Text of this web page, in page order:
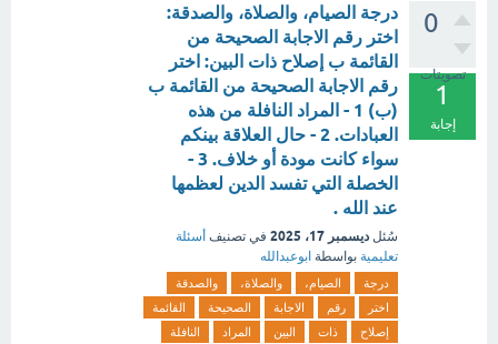
0
تصويتات
1
إجابة
درجة الصيام، والصلاة، والصدقة:
اختر رقم الاجابة الصحيحة من
القائمة ب إصلاح ذات البين: اختر
رقم الاجابة الصحيحة من القائمة ب
(ب) 1 - المراد النافلة من هذه
العبادات. 2 - حال العلاقة بينكم
سواء كانت مودة أو خلاف. 3 -
الخصلة التي تفسد الدين لعظمها
عند الله .
سُئل ديسمبر 17، 2025 في تصنيف أسئلة
تعليمية بواسطة ابوعبدالله
درجة الصيام، والصلاة،
والصدقة
اختر
رقم الاجابة الصحيحة
القائمة
إصلاح
ذات البين المراد
النافلة